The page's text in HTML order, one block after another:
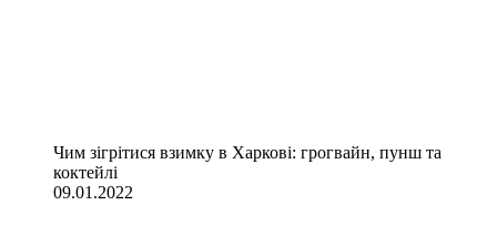
Чим зігрітися взимку в Харкові: грогвайн, пунш та
коктейлі
09.01.2022